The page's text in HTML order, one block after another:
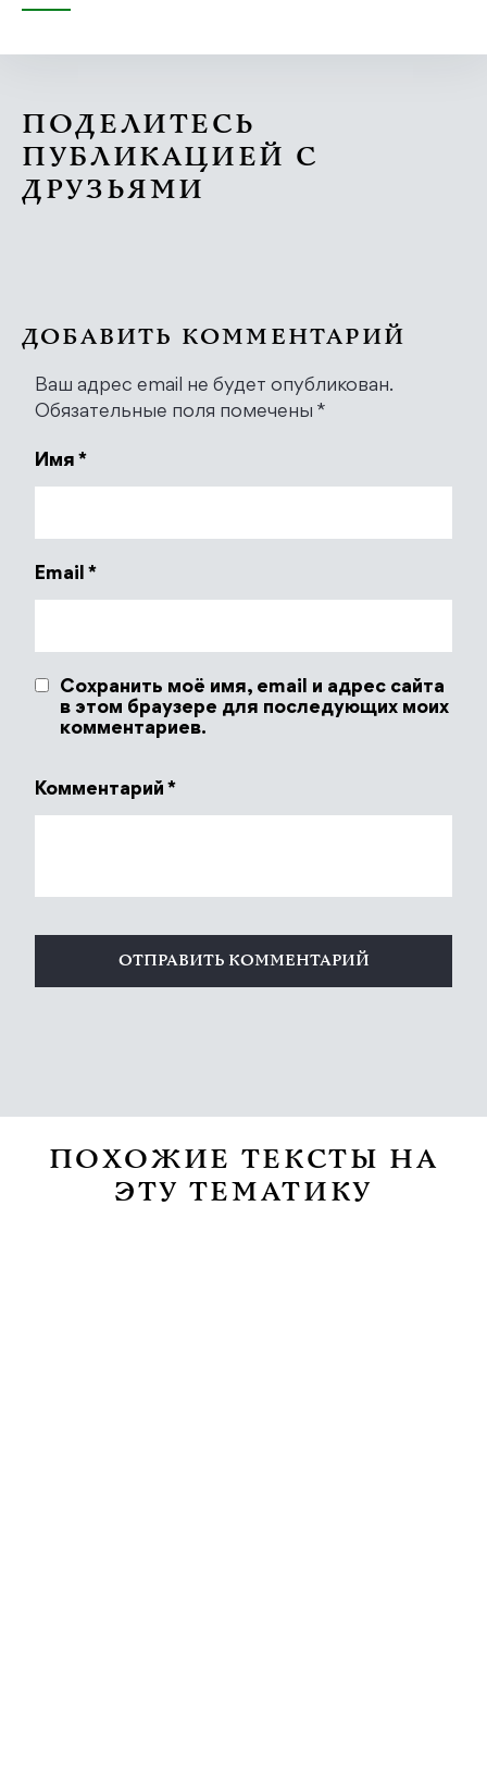
ПОДЕЛИТЕСЬ
ПУБЛИКАЦИЕЙ С
ДРУЗЬЯМИ
ДОБАВИТЬ КОММЕНТАРИЙ
Ваш адрес email не будет опубликован.
Обязательные поля помечены *
Имя *
Email *
Сохранить моё имя, email и адрес сайта
в этом браузере для последующих моих
комментариев.
Комментарий *
ПОХОЖИЕ ТЕКСТЫ НА
ЭТУ ТЕМАТИКУ